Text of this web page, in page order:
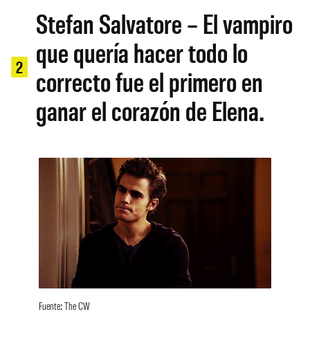
2
Stefan Salvatore – El vampiro
que quería hacer todo lo
correcto fue el primero en
ganar el corazón de Elena.
Fuente: The CW